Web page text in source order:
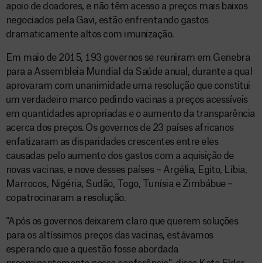
apoio de doadores, e não têm acesso a preços mais baixos
negociados pela Gavi, estão enfrentando gastos
dramaticamente altos com imunização.
Em maio de 2015, 193 governos se reuniram em Genebra
para a Assembleia Mundial da Saúde anual, durante a qual
aprovaram com unanimidade uma resolução que constitui
um verdadeiro marco pedindo vacinas a preços acessíveis
em quantidades apropriadas e o aumento da transparência
acerca dos preços. Os governos de 23 países africanos
enfatizaram as disparidades crescentes entre eles
causadas pelo aumento dos gastos com a aquisição de
novas vacinas, e nove desses países – Argélia, Egito, Líbia,
Marrocos, Nigéria, Sudão, Togo, Tunísia e Zimbábue –
copatrocinaram a resolução.
“Após os governos deixarem claro que querem soluções
para os altíssimos preços das vacinas, estávamos
esperando que a questão fosse abordada